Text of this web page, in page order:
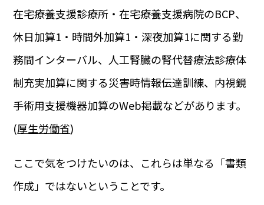
在宅療養支援診療所・在宅療養支援病院のBCP、
休日加算1・時間外加算1・深夜加算1に関する勤
務間インターバル、人工腎臓の腎代替療法診療体
制充実加算に関する災害時情報伝達訓練、内視鏡
手術用支援機器加算のWeb掲載などがあります。
(厚生労働省)
ここで気をつけたいのは、これらは単なる「書類
作成」ではないということです。